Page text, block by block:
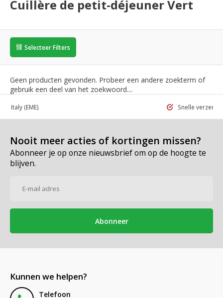
Cuillère de petit-déjeuner Vert
Selecteer Filters
Geen producten gevonden. Probeer een andere zoekterm of
gebruik een deel van het zoekwoord....
in Italy (EME) Snelle
Nooit meer acties of kortingen missen?
Abonneer je op onze nieuwsbrief om op de hoogte te
blijven.
Abonneer
Kunnen we helpen?
Telefoon